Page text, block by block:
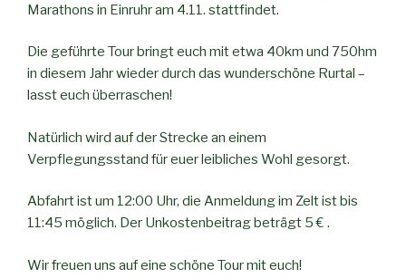
Marathons in Einruhr am 4.11. stattfindet.
Die geführte Tour bringt euch mit etwa 40km und 750hm
in diesem Jahr wieder durch das wunderschöne Rurtal –
lasst euch überraschen!
Natürlich wird auf der Strecke an einem
Verpflegungsstand für euer leibliches Wohl gesorgt.
Abfahrt ist um 12:00 Uhr, die Anmeldung im Zelt ist bis
11:45 möglich. Der Unkostenbeitrag beträgt 5 € .
Wir freuen uns auf eine schöne Tour mit euch!